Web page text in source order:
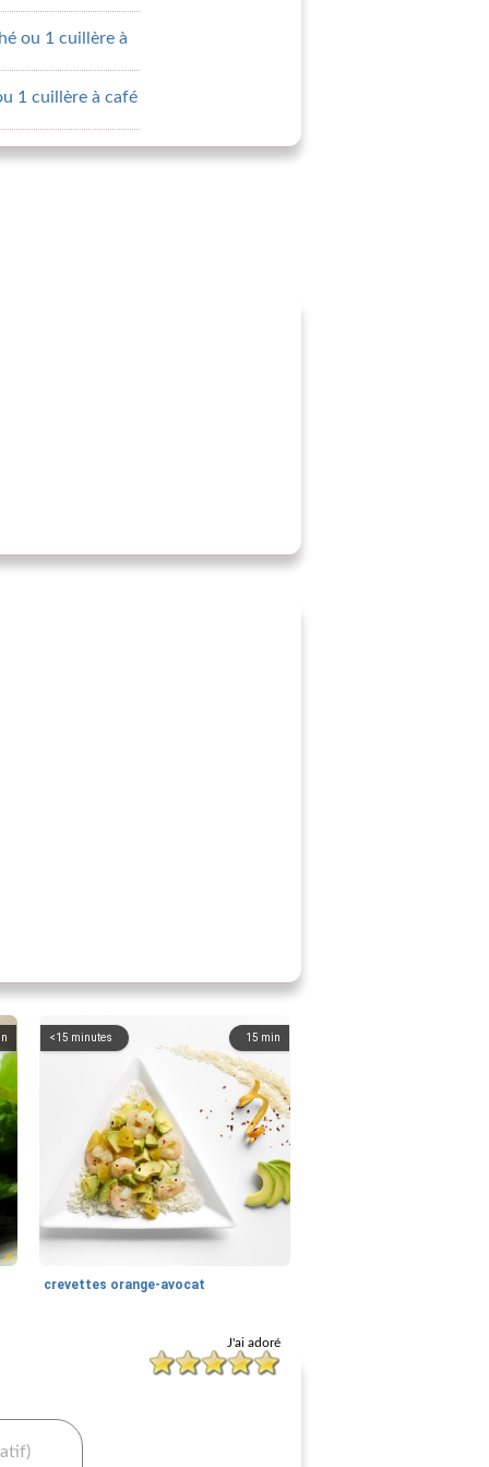
ou 1 cuillère à
1 cuillère à café
15 min
<15 minutes
crevettes orange-avocat
J'ai adoré